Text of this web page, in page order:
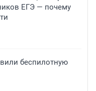
ЕГЭ — почему
беспилотную